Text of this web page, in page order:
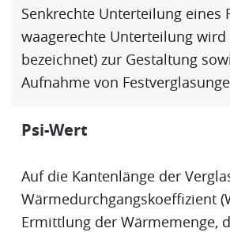
Senkrechte Unterteilung eines
waagerechte Unterteilung wird
bezeichnet) zur Gestaltung
Aufnahme von
Psi-Wert
Auf die Kantenlänge der
Wärmedurchgangskoeffizient
Ermittlung der Wärmemenge,